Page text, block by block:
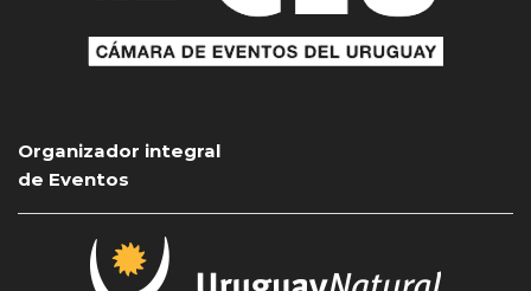
Organizador integral
de Eventos